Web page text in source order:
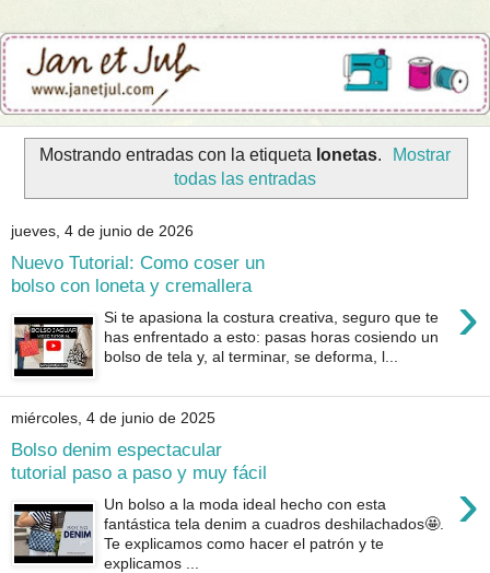
Mostrando entradas con la etiqueta lonetas.
Mostrar
todas las entradas
jueves, 4 de junio de 2026
Nuevo Tutorial: Como coser un
bolso con loneta y cremallera
›
Si te apasiona la costura creativa, seguro que te
has enfrentado a esto: pasas horas cosiendo un
bolso de tela y, al terminar, se deforma, l...
miércoles, 4 de junio de 2025
Bolso denim espectacular
tutorial paso a paso y muy fácil
›
Un bolso a la moda ideal hecho con esta
fantástica tela denim a cuadros deshilachados🤩.
Te explicamos como hacer el patrón y te
explicamos ...